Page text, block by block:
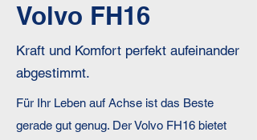
Volvo FH16
Kraft und Komfort perfekt aufeinander
abgestimmt.
Für Ihr Leben auf Achse ist das Beste
gerade gut genug. Der Volvo FH16 bietet